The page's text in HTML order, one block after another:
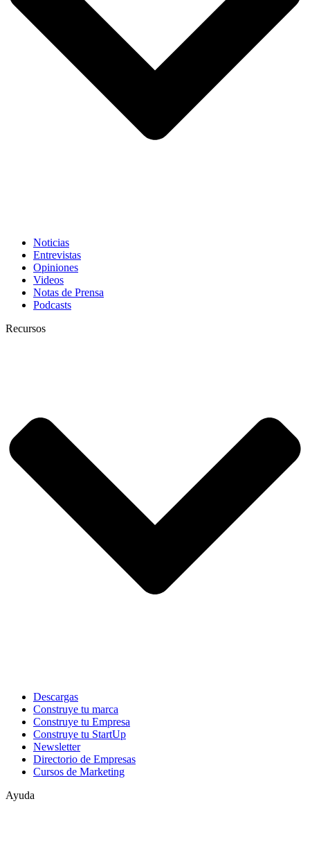
Noticias
Entrevistas
Opiniones
Videos
Notas de Prensa
Podcasts
Recursos
Descargas
Construye tu marca
Construye tu Empresa
Construye tu StartUp
Newsletter
Directorio de Empresas
Cursos de Marketing
Ayuda